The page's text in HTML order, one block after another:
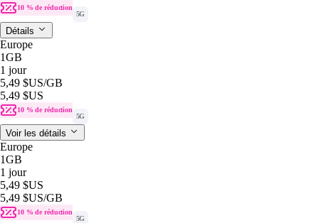
10 % de réduction
5G
Détails
Europe
1GB
1 jour
5,49 $US/GB
5,49 $US
10 % de réduction
5G
Voir les détails
Europe
1GB
1 jour
5,49 $US
5,49 $US/GB
10 % de réduction
5G